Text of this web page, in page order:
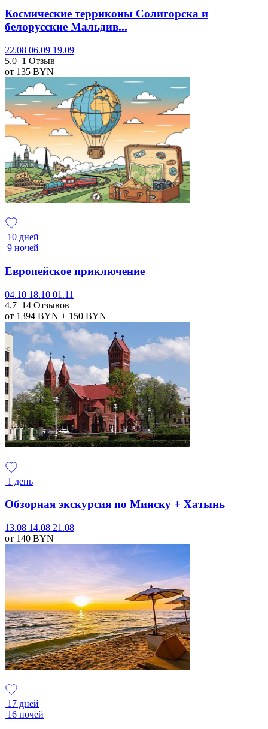
Космические терриконы Солигорска и
белорусские Мальдив...
22.08 06.09 19.09
5.0 1 Отзыв
от 135 BYN
10 дней
9 ночей
Европейское приключение
04.10 18.10 01.11
4.7 14 Отзывов
от 1394 BYN + 150 BYN
1 день
Обзорная экскурсия по Минску + Хатынь
13.08 14.08 21.08
от 140 BYN
17 дней
16 ночей